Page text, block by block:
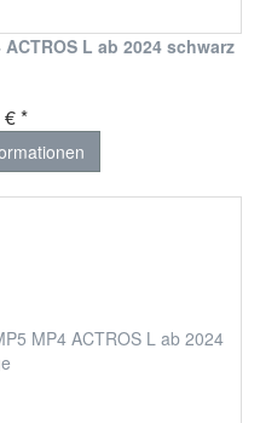
L ab 2024 schwarz
*